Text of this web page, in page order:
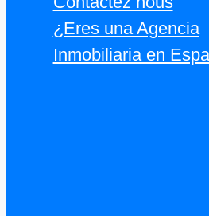
¿Eres una Agencia
Inmobiliaria en